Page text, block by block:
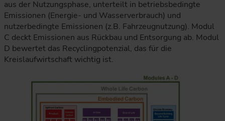
aus der Nutzungsphase, unterteilt in betriebsbedingte
Emissionen (Energie- und Wasserverbrauch) und
nutzerbedingte Emissionen (z.B. Fahrzeugnutzung). Modul
C deckt Emissionen aus Rückbau und Entsorgung ab. Modul
D bewertet das Recyclingpotenzial, das für die
Kreislaufwirtschaft wichtig ist.